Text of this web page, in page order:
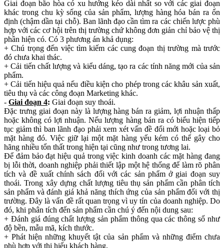
Giai đoạn bão hòa có xu hướng kéo dài nhất so với các giai đoạn
khác trong chu kỳ sống của sản phẩm, lượng hàng hóa bán ra ổn
định (chậm dần tại chỗ). Ban lãnh đạo cần tìm ra các chiến lược phù
hợp với các cơ hội trên thị trường chứ không đơn giản chỉ bảo vệ thị
phần hiện có. Có 3 phương án khả dụng:
+ Chú trọng đến việc tìm kiếm các cung đoạn thị trường mà trước
đó chưa khai thác.
+ Cải tiến chất lượng và kiểu dáng, tạo ra các tính năng mới của sản
phẩm.
+ Cải tiến hiệu quả nếu điều kiện cho phép trong các khâu sản xuất,
tiêu thụ và các công đoạn Marketing khác.
- Giai đoạn 4: Giai đoạn suy thoái.
Đặc trưng giai đoạn này là lượng hàng bán ra giảm, lợi nhuận thấp
hoặc không có lợi nhuận. Nếu lượng hàng bán ra có biểu hiện tiếp
tục giảm thì ban lãnh đạo phải xem xét vấn đề đổi mới hoặc loại bỏ
mặt hàng đó. Việc giữ lại một mặt hàng yếu kém có thể gây cho
hãng nhiều tổn thất trong hiện tại cũng như trong tương lai.
Để đảm bảo đạt hiệu quả trong việc kinh doanh các mặt hàng đang
bị lỗi thời, doanh nghiệp phải thiết lập một hệ thống để làm rõ phân
tích và đề xuất chính sách đối với các sản phẩm ở giai đoạn suy
thoái. Trong xây dựng chất lượng tiêu thụ sản phẩm cần phân tích
sản phẩm và đánh giá khả năng thích ứng của sản phẩm đối với thị
trường. Đây là vấn đề rất quan trọng vì uy tín của doanh nghiệp. Do
đó, khi phân tích đến sản phẩm cần chú ý đến nội dung sau:
+ Đánh giá đúng chất lượng sản phẩm thông qua các thông số như
độ bền, mẫu mã, kích thước.
+ Phát hiện những khuyết tật của sản phẩm và những điểm chưa
phù hợp với thị hiếu khách hàng.